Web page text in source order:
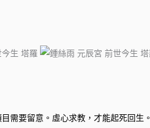
需要留意。虛心求教，才能起死回生。